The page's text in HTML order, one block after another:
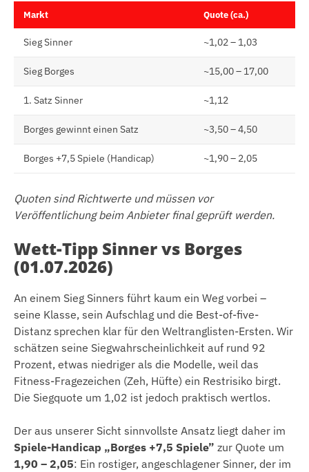
Markt Quote (ca.)
Sieg Sinner ~1,02 – 1,03
Sieg Borges ~15,00 – 17,00
1. Satz Sinner ~1,12
Borges gewinnt einen Satz ~3,50 – 4,50
Borges +7,5 Spiele (Handicap) ~1,90 – 2,05
Quoten sind Richtwerte und müssen vor
Veröffentlichung beim Anbieter final geprüft werden.
Wett-Tipp Sinner vs Borges
(01.07.2026)
An einem Sieg Sinners führt kaum ein Weg vorbei –
seine Klasse, sein Aufschlag und die Best-of-five-
Distanz sprechen klar für den Weltranglisten-Ersten. Wir
schätzen seine Siegwahrscheinlichkeit auf rund 92
Prozent, etwas niedriger als die Modelle, weil das
Fitness-Fragezeichen (Zeh, Hüfte) ein Restrisiko birgt.
Die Siegquote um 1,02 ist jedoch praktisch wertlos.
Der aus unserer Sicht sinnvollste Ansatz liegt daher im
Spiele-Handicap „Borges +7,5 Spiele” zur Quote um
1,90 – 2,05: Ein rostiger, angeschlagener Sinner, der im